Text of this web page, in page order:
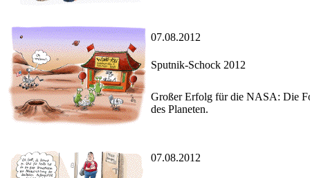
07.08.2012
Sputnik-Schock 2012
Großer Erfolg für die NASA: Die
des Planeten.
07.08.2012